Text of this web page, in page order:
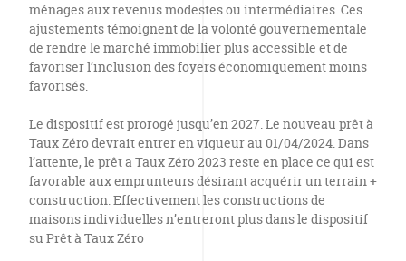
ménages aux revenus modestes ou intermédiaires. Ces
ajustements témoignent de la volonté gouvernementale
de rendre le marché immobilier plus accessible et de
favoriser l’inclusion des foyers économiquement moins
favorisés.
Le dispositif est prorogé jusqu’en 2027. Le nouveau prêt à
Taux Zéro devrait entrer en vigueur au 01/04/2024. Dans
l’attente, le prêt a Taux Zéro 2023 reste en place ce qui est
favorable aux emprunteurs désirant acquérir un terrain +
construction. Effectivement les constructions de
maisons individuelles n’entreront plus dans le dispositif
su Prêt à Taux Zéro